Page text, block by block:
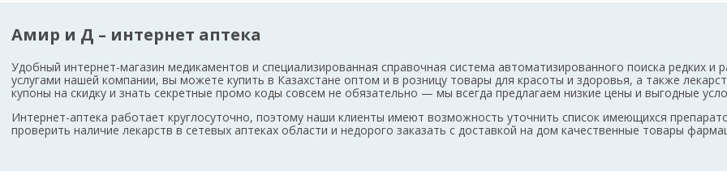
Амир и Д – интернет аптека
Удобный интернет-магазин медикаментов и специализированная справочная система автоматизированного поиска редких и
услугами нашей компании, вы можете купить в Казахстане оптом и в розницу товары для красоты и здоровья, а также
купоны на скидку и знать секретные промо коды совсем не обязательно — мы всегда предлагаем низкие цены и выгодные
Интернет-аптека работает круглосуточно, поэтому наши клиенты имеют возможность уточнить список имеющихся
проверить наличие лекарств в сетевых аптеках области и недорого заказать с доставкой на дом качественные товары